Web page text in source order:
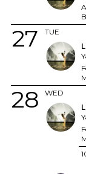
TUE
27
WED
28